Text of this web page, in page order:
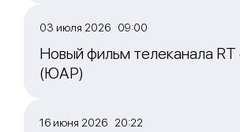
03 июля 2026 09:00
Новый фильм телеканала
(ЮАР)
16 июня 2026 20:22